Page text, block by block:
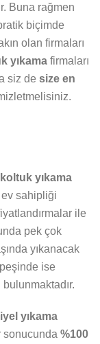
Buna rağmen
biçimde
olan firmaları
yıkama firmaları
siz de size en
yıkama
sahipliği
ile
pek çok
yıkanacak
ise
yıkama
sonucunda %100